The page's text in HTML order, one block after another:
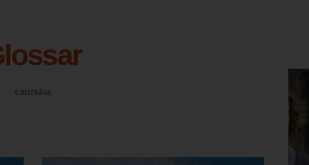
6 BEITRÄGE